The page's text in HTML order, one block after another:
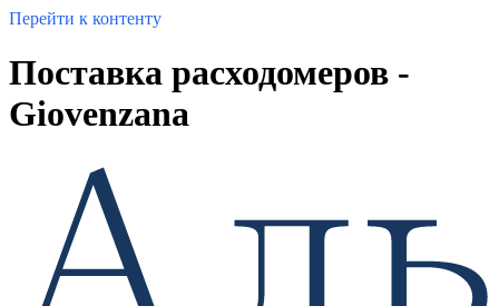
Перейти к контенту
Поставка расходомеров -
Giovenzana